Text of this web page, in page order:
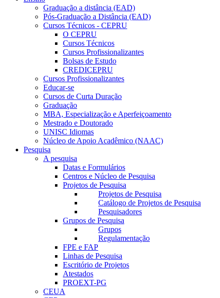
Graduação a distância (EAD)
Pós-Graduação a Distância (EAD)
Cursos Técnicos - CEPRU
O CEPRU
Cursos Técnicos
Cursos Profissionalizantes
Bolsas de Estudo
CREDICEPRU
Cursos Profissionalizantes
Educar-se
Cursos de Curta Duração
Graduação
MBA, Especialização e Aperfeiçoamento
Mestrado e Doutorado
UNISC Idiomas
Núcleo de Apoio Acadêmico (NAAC)
Pesquisa
A pesquisa
Datas e Formulários
Centros e Núcleo de Pesquisa
Projetos de Pesquisa
Projetos de Pesquisa
Catálogo de Projetos de Pesquisa
Pesquisadores
Grupos de Pesquisa
Grupos
Regulamentação
FPE e FAP
Linhas de Pesquisa
Escritório de Projetos
Atestados
PROEXT-PG
CEUA